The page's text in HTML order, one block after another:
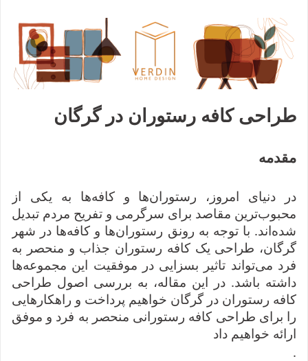
طراحی کافه رستوران در گرگان
مقدمه
در دنیای امروز، رستوران‌ها و کافه‌ها به یکی از
محبوب‌ترین مقاصد برای سرگرمی و تفریح مردم تبدیل
شده‌اند. با توجه به رونق رستوران‌ها و کافه‌ها در شهر
گرگان، طراحی یک کافه رستوران جذاب و منحصر به
فرد می‌تواند تاثیر بسزایی در موفقیت این مجموعه‌ها
داشته باشد. در این مقاله، به بررسی اصول طراحی
کافه رستوران در گرگان خواهیم پرداخت و راهکارهایی
را برای طراحی کافه رستورانی منحصر به فرد و موفق
ارائه خواهیم داد
.